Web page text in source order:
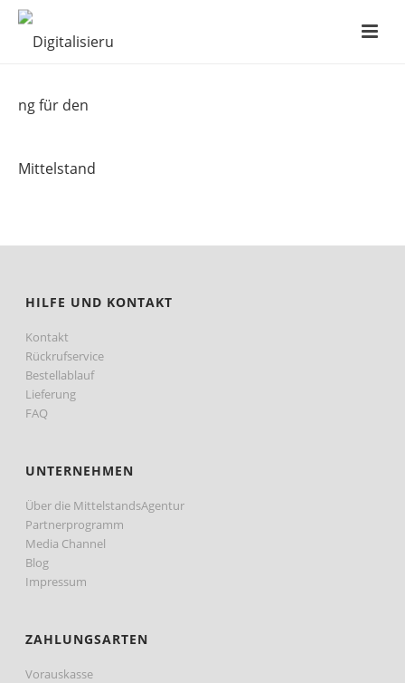
HILFE UND KONTAKT
Kontakt
Rückrufservice
Bestellablauf
Lieferung
FAQ
UNTERNEHMEN
Über die MittelstandsAgentur
Partnerprogramm
Media Channel
Blog
Impressum
ZAHLUNGSARTEN
Vorauskasse